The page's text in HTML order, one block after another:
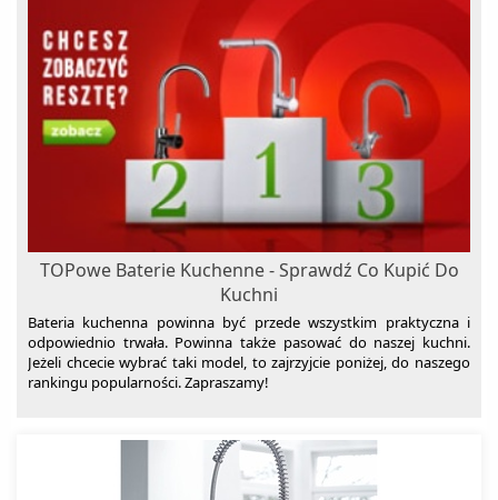
TOPowe Baterie Kuchenne - Sprawdź Co Kupić Do
Kuchni
Bateria kuchenna powinna być przede wszystkim praktyczna i
odpowiednio trwała. Powinna także pasować do naszej kuchni.
Jeżeli chcecie wybrać taki model, to zajrzyjcie poniżej, do naszego
rankingu popularności. Zapraszamy!